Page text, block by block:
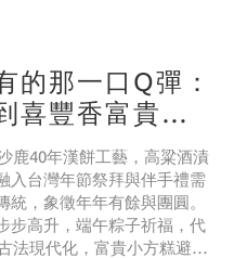
的那一口Q彈：
喜豐香富貴小
鹿40年漢餅工藝，高粱酒漬
入台灣年節祭拜與伴手禮需
，象徵年年有餘與團圓。
步高升，端午粽子祈福，代
法現代化，富貴小方糕避開